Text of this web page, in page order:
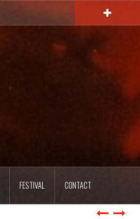
FESTIVAL CONTACT